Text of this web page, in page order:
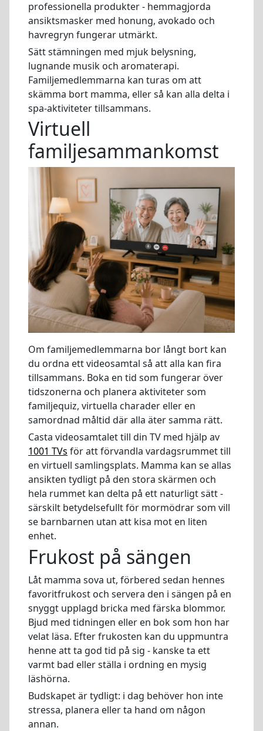
professionella produkter - hemmagjorda
ansiktsmasker med honung, avokado och
havregryn fungerar utmärkt.
Sätt stämningen med mjuk belysning,
lugnande musik och aromaterapi.
Familjemedlemmarna kan turas om att
skämma bort mamma, eller så kan alla delta i
spa-aktiviteter tillsammans.
Virtuell
familjesammankomst
Om familjemedlemmarna bor långt bort kan
du ordna ett videosamtal så att alla kan fira
tillsammans. Boka en tid som fungerar över
tidszonerna och planera aktiviteter som
familjequiz, virtuella charader eller en
samordnad måltid där alla äter samma rätt.
Casta videosamtalet till din TV med hjälp av
1001 TVs för att förvandla vardagsrummet till
en virtuell samlingsplats. Mamma kan se allas
ansikten tydligt på den stora skärmen och
hela rummet kan delta på ett naturligt sätt -
särskilt betydelsefullt för mormödrar som vill
se barnbarnen utan att kisa mot en liten
enhet.
Frukost på sängen
Låt mamma sova ut, förbered sedan hennes
favoritfrukost och servera den i sängen på en
snyggt upplagd bricka med färska blommor.
Bjud med tidningen eller en bok som hon har
velat läsa. Efter frukosten kan du uppmuntra
henne att ta god tid på sig - kanske ta ett
varmt bad eller ställa i ordning en mysig
läshörna.
Budskapet är tydligt: i dag behöver hon inte
stressa, planera eller ta hand om någon
annan.